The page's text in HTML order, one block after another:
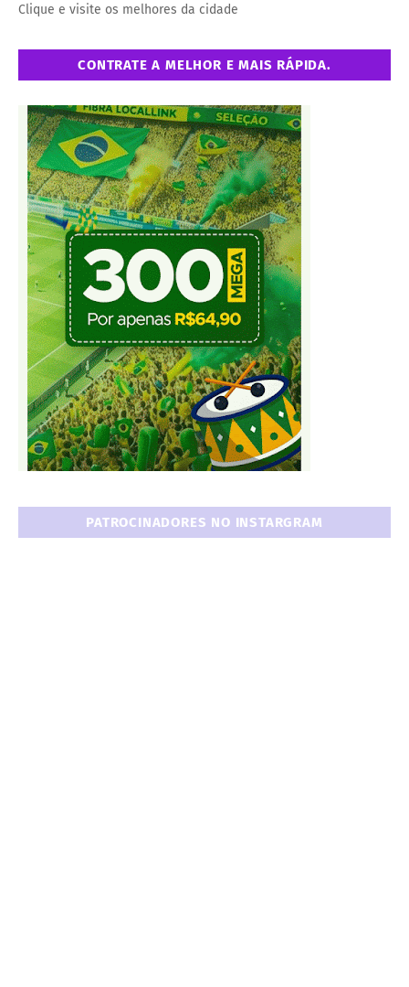
Clique e visite os melhores da cidade
CONTRATE A MELHOR E MAIS RÁPIDA.
PATROCINADORES NO INSTARGRAM